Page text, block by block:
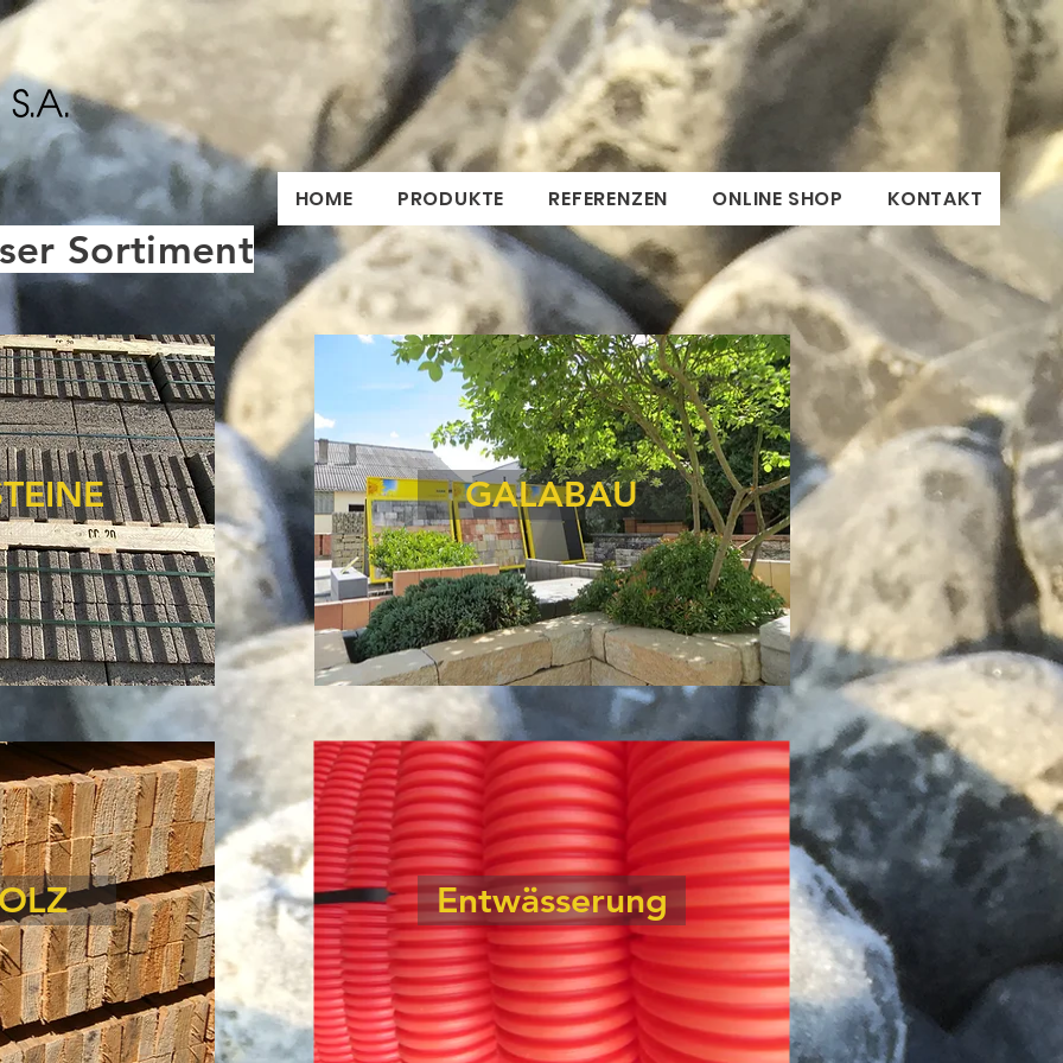
HOME PRODUKTE REFERENZEN ONLINE SHOP KONTAKT
Sortiment
GALABAU
Entwässerung